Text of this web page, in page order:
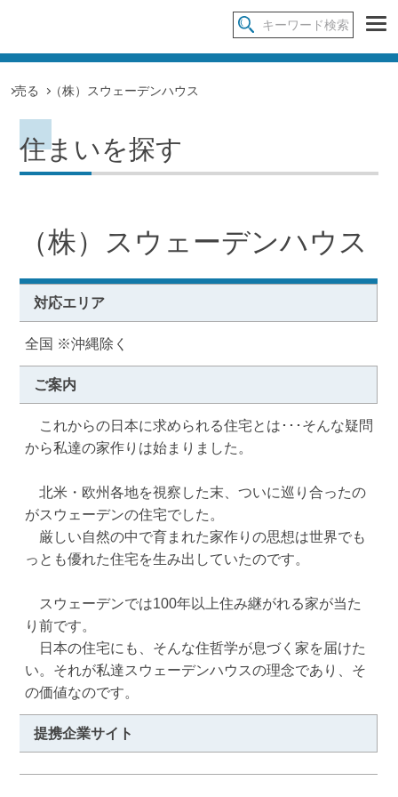
売る （株）スウェーデンハウス
住まいを探す
（株）スウェーデンハウス
対応エリア
全国 ※沖縄除く
ご案内
これからの日本に求められる住宅とは･･･そんな疑問
から私達の家作りは始まりました。
北米・欧州各地を視察した末、ついに巡り合ったの
がスウェーデンの住宅でした。
厳しい自然の中で育まれた家作りの思想は世界でも
っとも優れた住宅を生み出していたのです。
スウェーデンでは100年以上住み継がれる家が当た
り前です。
日本の住宅にも、そんな住哲学が息づく家を届けた
い。それが私達スウェーデンハウスの理念であり、そ
の価値なのです。
提携企業サイト